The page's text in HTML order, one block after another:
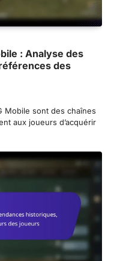
: Analyse des
des
Mobile sont des chaînes
aux joueurs d’acquérir